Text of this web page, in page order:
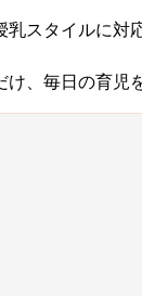
スタイルに対
、毎日の育児